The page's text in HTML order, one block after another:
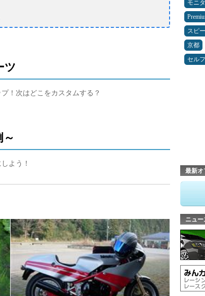
ツ
！次はどこをカスタムする？
よう！
モニ
スピ
京都
セル
最新オ
ニュー